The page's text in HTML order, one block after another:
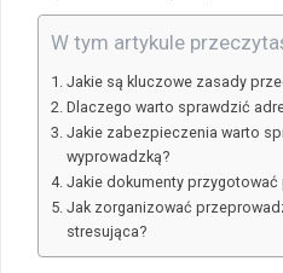
W tym artykule
Jakie są kluczowe zasady
Dlaczego warto sprawdzić
Jakie zabezpieczenia warto
wyprowadzką?
Jakie dokumenty
Jak zorganizować
stresująca?